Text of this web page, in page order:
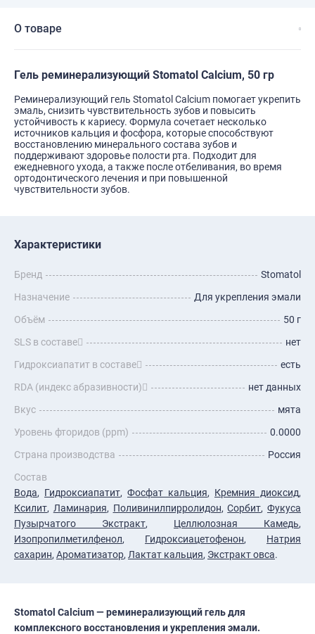
О товаре
Гель реминерализующий Stomatol Calcium, 50 гр
Реминерализующий гель Stomatol Calcium помогает укрепить
эмаль, снизить чувствительность зубов и повысить
устойчивость к кариесу. Формула сочетает несколько
источников кальция и фосфора, которые способствуют
восстановлению минерального состава зубов и
поддерживают здоровье полости рта. Подходит для
ежедневного ухода, а также после отбеливания, во время
ортодонтического лечения и при повышенной
чувствительности зубов.
Характеристики
Бренд
Stomatol
Назначение
Для укрепления эмали
Объём
50 г
SLS в составе
нет
Гидроксиапатит в составе
есть
RDA (индекс абразивности)
нет данных
Вкус
мята
Уровень фторидов (ppm)
0.0000
Страна производства
Россия
Состав
Вода, Гидроксиапатит, Фосфат кальция, Кремния диоксид,
Ксилит, Ламинария, Поливинилпирролидон,Сорбит, Фукуса
Пузырчатого Экстракт, Целлюлозная Камедь,
Изопропилметилфенол, Гидроксиацетофенон, Натрия
сахарин, Ароматизатор, Лактат кальция, Экстракт овса.
Stomatol Calcium — реминерализующий гель для
комплексного восстановления и укрепления эмали.